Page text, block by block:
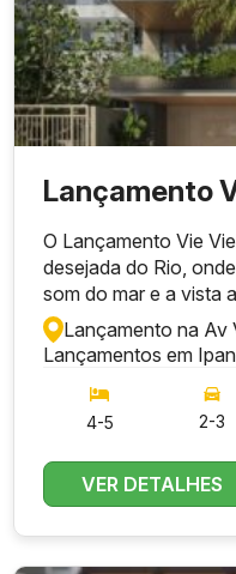
Lançamento
O Lançamento Vie
desejada do Rio,
som do mar e a vista
Lançamento na Av
Lançamentos em
4-5 2-3
VER DETALHES